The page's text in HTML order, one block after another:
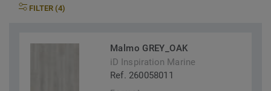
FILTER (4)
Malmo GREY_OAK
iD Inspiration Marine
Ref. 260058011